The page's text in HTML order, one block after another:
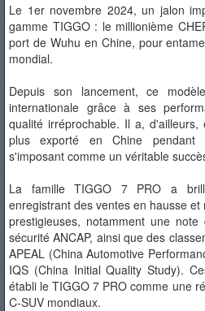
Le 1er novembre 2024, un jalon
gamme TIGGO : le millionième
port de Wuhu en Chine, pour
mondial.
Depuis son lancement, ce
internationale grâce à ses
qualité irréprochable. Il a,
plus exporté en Chine pendant
s'imposant comme un véritable
La famille TIGGO 7 PRO a
enregistrant des ventes en hausse
prestigieuses, notamment une
sécurité ANCAP, ainsi que des
APEAL (China Automotive
IQS (China Initial Quality Study).
établi le TIGGO 7 PRO comme une
C-SUV mondiaux.